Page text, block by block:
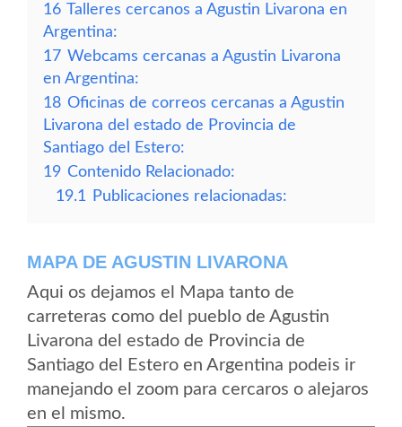
16 Talleres cercanos a Agustin Livarona en
Argentina:
17 Webcams cercanas a Agustin Livarona
en Argentina:
18 Oficinas de correos cercanas a Agustin
Livarona del estado de Provincia de
Santiago del Estero:
19 Contenido Relacionado:
19.1
Publicaciones relacionadas:
MAPA DE AGUSTIN LIVARONA
Aqui os dejamos el Mapa tanto de
carreteras como del pueblo de Agustin
Livarona del estado de Provincia de
Santiago del Estero en Argentina podeis ir
manejando el zoom para cercaros o alejaros
en el mismo.